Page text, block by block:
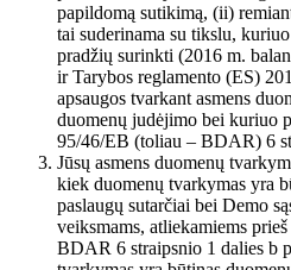
papildomą sutikimą, (ii)
tai suderinama su tikslu,
pradžių surinkti (2016 m.
ir Tarybos reglamento (ES)
apsaugos tvarkant asmens
duomenų judėjimo bei kuriuo
95/46/EB (toliau – BDAR) 6
Jūsų asmens duomenų
kiek duomenų tvarkymas yra
paslaugų sutarčiai bei Demo
veiksmams, atliekamiems
BDAR 6 straipsnio 1 dalies b